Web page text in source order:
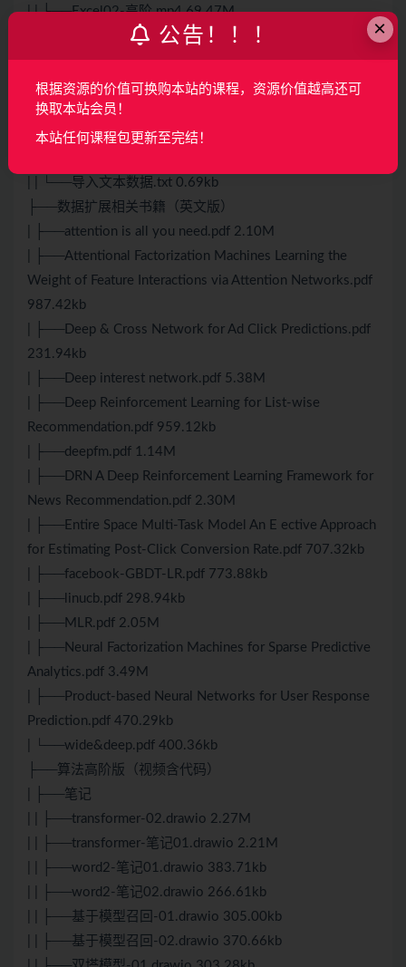
| | ├──Excel02-高阶.mp4 69.47M
| | ├──Excel03-高阶.mp4 199.34M
| | └──Excel04-高阶.mp4 4.38M
| └──数据
| | ├──Excel函数使用.xlsx 95.05kb
| | ├──Excel基本使用.xlsx 195.79kb
| | └──导入文本数据.txt 0.69kb
├──数据扩展相关书籍（英文版）
| ├──attention is all you need.pdf 2.10M
| ├──Attentional Factorization Machines Learning the
Weight of Feature Interactions via Attention Networks.pdf
987.42kb
| ├──Deep & Cross Network for Ad Click Predictions.pdf
231.94kb
| ├──Deep interest network.pdf 5.38M
| ├──Deep Reinforcement Learning for List-wise
Recommendation.pdf 959.12kb
| ├──deepfm.pdf 1.14M
| ├──DRN A Deep Reinforcement Learning Framework for
News Recommendation.pdf 2.30M
| ├──Entire Space Multi-Task Model An E ective Approach
for Estimating Post-Click Conversion Rate.pdf 707.32kb
| ├──facebook-GBDT-LR.pdf 773.88kb
| ├──linucb.pdf 298.94kb
| ├──MLR.pdf 2.05M
| ├──Neural Factorization Machines for Sparse Predictive
Analytics.pdf 3.49M
| ├──Product-based Neural Networks for User Response
Prediction.pdf 470.29kb
| └──wide&deep.pdf 400.36kb
├──算法高阶版（视频含代码）
| ├──笔记
| | ├──transformer-02.drawio 2.27M
| | ├──transformer-笔记01.drawio 2.21M
| | ├──word2-笔记01.drawio 383.71kb
| | ├──word2-笔记02.drawio 266.61kb
| | ├──基于模型召回-01.drawio 305.00kb
| | ├──基于模型召回-02.drawio 370.66kb
×
公告！！！
根据资源的价值可换购本站的课程，资源价值越高还可
换取本站会员！
本站任何课程包更新至完结！